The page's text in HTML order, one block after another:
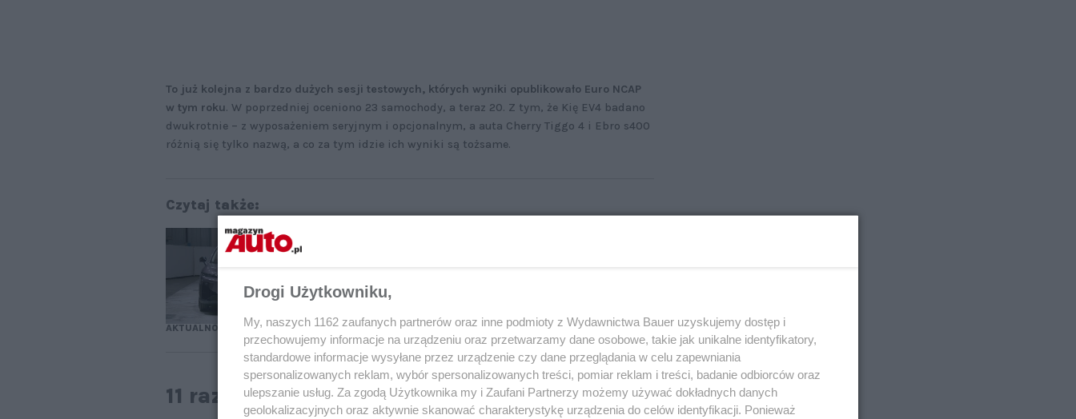
To już kolejna z bardzo dużych sesji testowych, których wyniki opublikowało Euro NCAP
w tym roku. W poprzedniej oceniono 23 samochody, a teraz 20. Z tym, że Kię EV4 badano
dwukrotnie – z wyposażeniem seryjnym i opcjonalnym, a auta Cherry Tiggo 4 i Ebro s400
różnią się tylko nazwą, a co za tym idzie ich wyniki są tożsame.
Czytaj także:
AKTUALNOŚCI
11 razy pięć gwiazdek
Drogi Użytkowniku,
My, naszych 1162 zaufanych partnerów oraz inne podmioty z Wydawnictwa Bauer uzyskujemy dostęp i
przechowujemy informacje na urządzeniu oraz przetwarzamy dane osobowe, takie jak unikalne identyfikatory,
standardowe informacje wysyłane przez urządzenie czy dane przeglądania w celu zapewniania
spersonalizowanych reklam, wybór spersonalizowanych treści, pomiar reklam i treści, badanie odbiorców oraz
ulepszanie usług. Za zgodą Użytkownika my i Zaufani Partnerzy możemy używać dokładnych danych
geolokalizacyjnych oraz aktywnie skanować charakterystykę urządzenia do celów identyfikacji. Ponieważ